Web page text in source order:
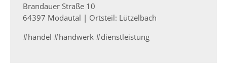
Brandauer Straße 10
64397 Modautal | Ortsteil: Lützelbach
#handel #handwerk #dienstleistung